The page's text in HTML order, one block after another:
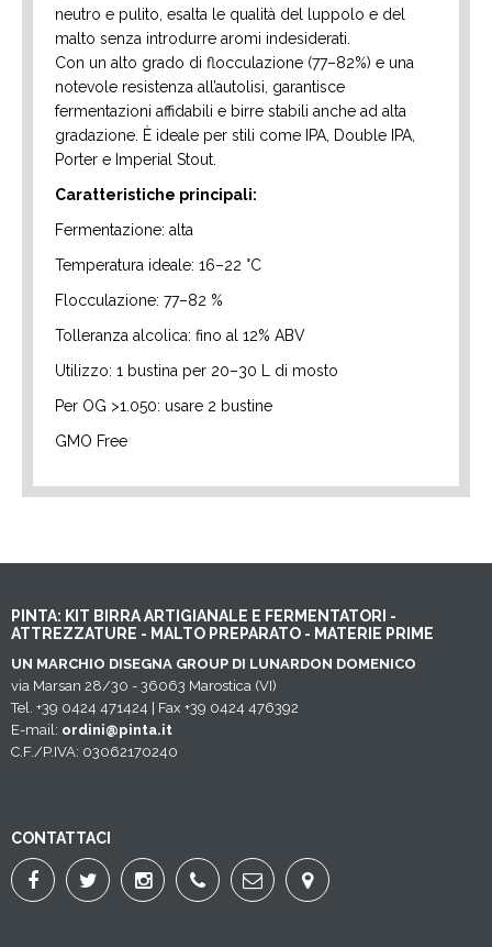
neutro e pulito, esalta le qualità del luppolo e del
malto senza introdurre aromi indesiderati.
Con un alto grado di flocculazione (77–82%) e una
notevole resistenza all’autolisi, garantisce
fermentazioni affidabili e birre stabili anche ad alta
gradazione. È ideale per stili come IPA, Double IPA,
Porter e Imperial Stout.
Caratteristiche principali:
Fermentazione: alta
Temperatura ideale: 16–22 °C
Flocculazione: 77–82 %
Tolleranza alcolica: fino al 12% ABV
Utilizzo: 1 bustina per 20–30 L di mosto
Per OG >1.050: usare 2 bustine
GMO Free
PINTA: KIT BIRRA ARTIGIANALE E FERMENTATORI -
ATTREZZATURE - MALTO PREPARATO - MATERIE PRIME
UN MARCHIO DISEGNA GROUP DI LUNARDON DOMENICO
via Marsan 28/30 - 36063 Marostica (VI)
Tel. +39 0424 471424 | Fax +39 0424 476392
E-mail: ordini@pinta.it
C.F./P.IVA: 03062170240
CONTATTACI